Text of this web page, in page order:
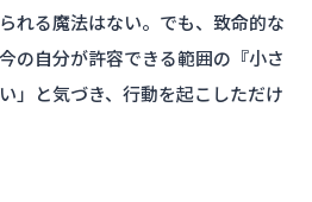
れる魔法はない。でも、致命的な
の自分が許容できる範囲の『小さ
」と気づき、行動を起こしただけ